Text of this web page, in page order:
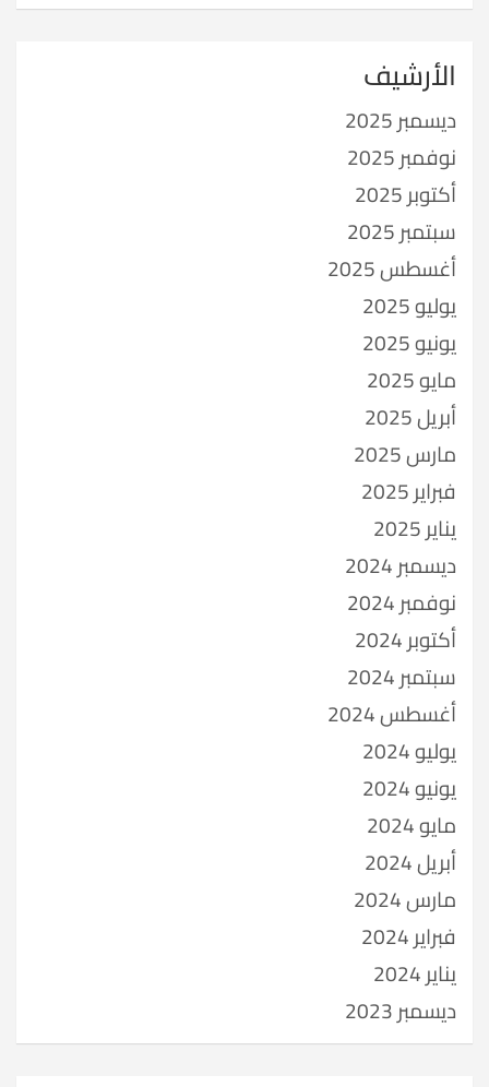
الأرشيف
ديسمبر 2025
نوفمبر 2025
أكتوبر 2025
سبتمبر 2025
أغسطس 2025
يوليو 2025
يونيو 2025
مايو 2025
أبريل 2025
مارس 2025
فبراير 2025
يناير 2025
ديسمبر 2024
نوفمبر 2024
أكتوبر 2024
سبتمبر 2024
أغسطس 2024
يوليو 2024
يونيو 2024
مايو 2024
أبريل 2024
مارس 2024
فبراير 2024
يناير 2024
ديسمبر 2023